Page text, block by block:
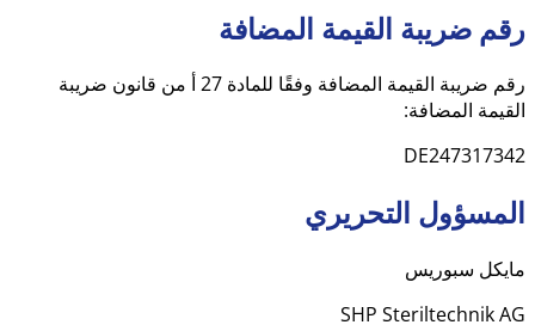
رقم ضريبة القيمة المضافة
رقم ضريبة القيمة المضافة وفقًا للمادة 27 أ من قانون ضريبة
القيمة المضافة:
DE247317342
المسؤول التحريري
مايكل سبوريس
SHP Steriltechnik AG